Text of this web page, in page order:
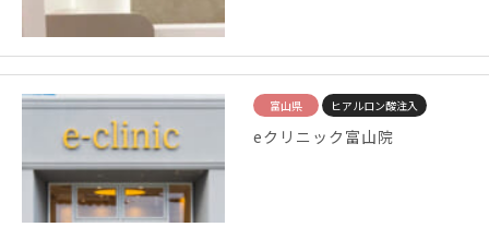
富山県 ヒアルロン酸注入
eクリニック富山院